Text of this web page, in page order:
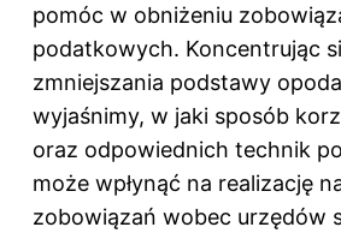
pomóc w obniżeniu
podatkowych. Koncentrując
zmniejszania podstawy
wyjaśnimy, w jaki sposób
oraz odpowiednich technik
może wpłynąć na realizację
zobowiązań wobec urzędów